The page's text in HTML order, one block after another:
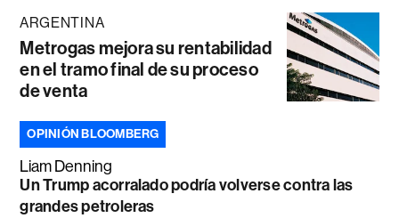
ARGENTINA
Metrogas mejora su rentabilidad
en el tramo final de su proceso
de venta
OPINIÓN BLOOMBERG
Liam Denning
Un Trump acorralado podría volverse contra las
grandes petroleras